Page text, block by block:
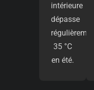
intérieure
dépasse
régulièrement
35 °C
en été.